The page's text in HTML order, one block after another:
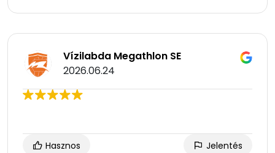
Vízilabda Megathlon SE
2026.06.24
Hasznos Jelentés